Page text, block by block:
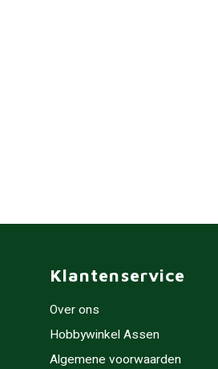
Klantenservice
Over ons
Hobbywinkel Assen
Algemene voorwaarden